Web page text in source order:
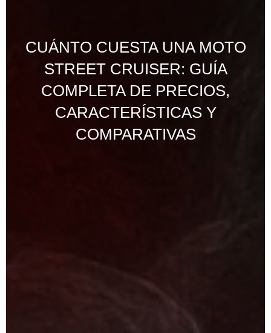
CUÁNTO CUESTA UNA MOTO
STREET CRUISER: GUÍA
COMPLETA DE PRECIOS,
CARACTERÍSTICAS Y
COMPARATIVAS